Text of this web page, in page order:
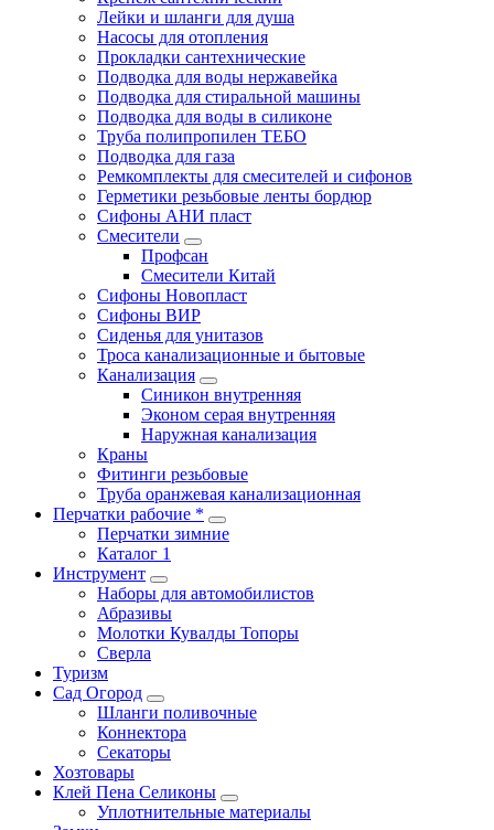
Лейки и шланги для душа
Насосы для отопления
Прокладки сантехнические
Подводка для воды нержавейка
Подводка для стиральной машины
Подводка для воды в силиконе
Труба полипропилен ТЕБО
Подводка для газа
Ремкомплекты для смесителей и сифонов
Герметики резьбовые ленты бордюр
Сифоны АНИ пласт
Смесители
Профсан
Смесители Китай
Сифоны Новопласт
Сифоны ВИР
Сиденья для унитазов
Троса канализационные и бытовые
Канализация
Синикон внутренняя
Эконом серая внутренняя
Наружная канализация
Краны
Фитинги резьбовые
Труба оранжевая канализационная
Перчатки рабочие *
Перчатки зимние
Каталог 1
Инструмент
Наборы для автомобилистов
Абразивы
Молотки Кувалды Топоры
Сверла
Туризм
Сад Огород
Шланги поливочные
Коннектора
Секаторы
Хозтовары
Клей Пена Селиконы
Уплотнительные материалы